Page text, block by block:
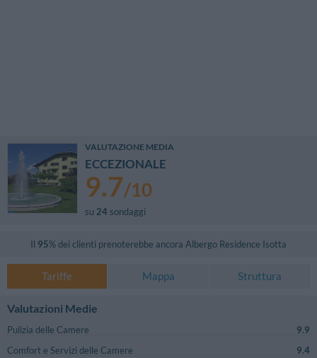
VALUTAZIONE MEDIA
ECCEZIONALE
9.7/10
su 24 sondaggi
Il 95% dei clienti prenoterebbe ancora Albergo Residence Isotta
Tariffe Mappa Struttura
Valutazioni Medie
Pulizia delle Camere
9.9
Comfort e Servizi delle Camere
9.4